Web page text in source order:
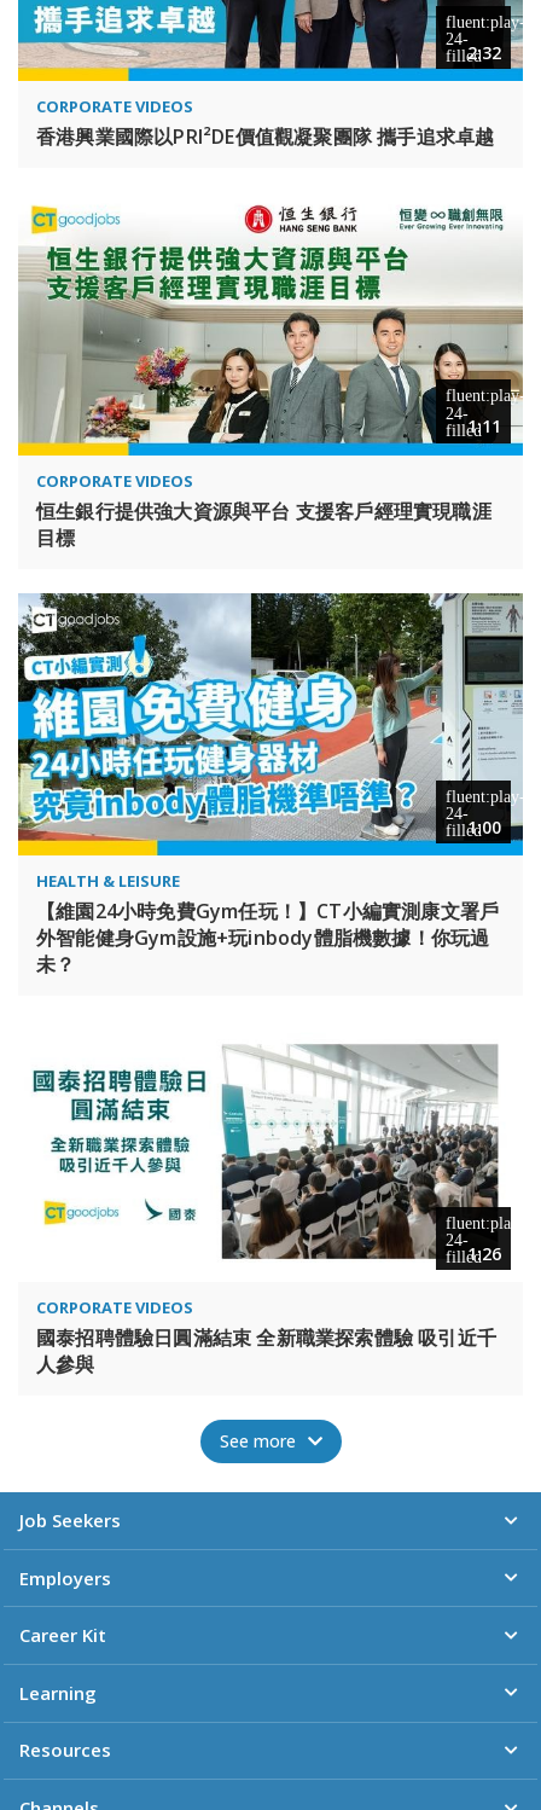
2:32
CORPORATE VIDEOS
香港興業國際以PRI²DE價值觀凝聚團隊 攜手追求卓越
1:11
CORPORATE VIDEOS
恒生銀行提供強大資源與平台 支援客戶經理實現職涯
目標
1:00
HEALTH & LEISURE
【維園24小時免費Gym任玩！】CT小編實測康文署戶
外智能健身Gym設施+玩inbody體脂機數據！你玩過
未？
1:26
CORPORATE VIDEOS
國泰招聘體驗日圓滿結束 全新職業探索體驗 吸引近千
人參與
See more
Job Seekers
Employers
Career Kit
Learning
Resources